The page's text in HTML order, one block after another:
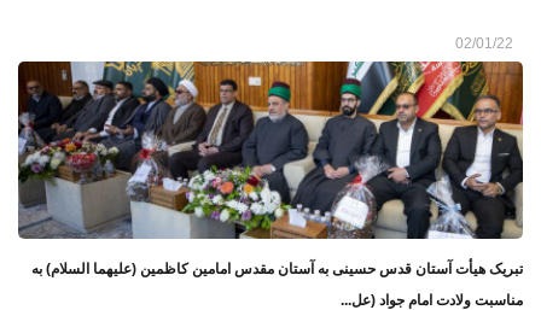
02/01/22
تبریک هیأت آستان قدس حسینی به آستان مقدس امامین کاظمین (علیهما السلام) به
مناسبت ولادت امام جواد (عل...